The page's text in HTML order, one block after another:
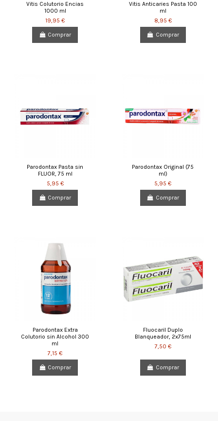
Vitis Colutorio Encias
1000 ml
19,95 €
Comprar
Vitis Anticaries Pasta 100
ml
8,95 €
Comprar
Parodontax Pasta sin
FLUOR, 75 ml
5,95 €
Comprar
Parodontax Original (75
ml)
5,95 €
Comprar
Parodontax Extra
Colutorio sin Alcohol 300
ml
7,15 €
Comprar
Fluocaril Duplo
Blanqueador, 2x75ml
7,50 €
Comprar